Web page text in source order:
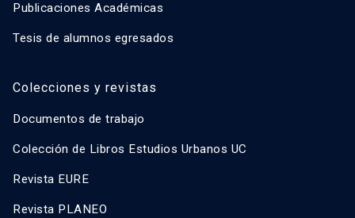
Publicaciones Académicas
Tesis de alumnos egresados
Colecciones y revistas
Documentos de trabajo
Colección de Libros Estudios Urbanos UC
Revista EURE
Revista PLANEO